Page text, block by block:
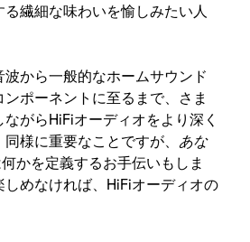
繊細な味わいを愉しみたい人
から一般的なホームサウンド
ポーネントに至るまで、さま
がらHiFiオーディオをより深く
様に重要なことですが、 あな
かを定義するお手伝いもしま
めなければ、HiFiオーディオの